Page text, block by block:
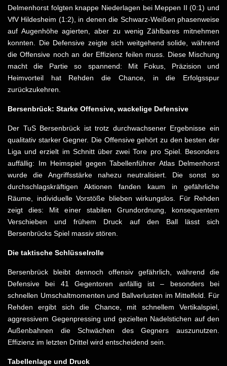
Delmenhorst folgten knappe Niederlagen bei Meppen II (0:1) und
VfV Hildesheim (1:2), in denen die Schwarz-Weißen phasenweise
auf Augenhöhe agierten, aber zu wenig Zählbares mitnehmen
konnten. Die Defensive zeigte sich weitgehend solide, während
die Offensive noch an der Effizienz feilen muss. Diese Mischung
macht die Partie so spannend: Mit Fokus, Präzision und
Heimvorteil hat Rehden die Chance, in die Erfolgsspur
zurückzukehren.
Bersenbrück: Starke Offensive, wackelige Defensive
Der TuS Bersenbrück ist trotz durchwachsener Ergebnisse ein
qualitativ starker Gegner. Die Offensive gehört zu den besten der
Liga und erzielt im Schnitt über zwei Tore pro Spiel. Besonders
auffällig: Im Heimspiel gegen Tabellenführer Atlas Delmenhorst
wurde die Angriffsstärke nahezu neutralisiert. Die sonst so
durchschlagskräftigen Aktionen fanden kaum in gefährliche
Räume, individuelle Vorstöße blieben wirkungslos. Für Rehden
zeigt dies: Mit einer stabilen Grundordnung, konsequentem
Verschieben und frühem Druck auf den Ball lässt sich
Bersenbrücks Spiel massiv stören.
Die taktische Schlüsselrolle
Bersenbrück bleibt dennoch offensiv gefährlich, während die
Defensive bei 41 Gegentoren anfällig ist – besonders bei
schnellen Umschaltmomenten und Ballverlusten im Mittelfeld. Für
Rehden ergibt sich die Chance, mit schnellem Vertikalspiel,
aggressivem Gegenpressing und gezielten Nadelstichen auf den
Außenbahnen die Schwächen des Gegners auszunutzen.
Effizienz im letzten Drittel wird entscheidend sein.
Tabellenlage und Druck